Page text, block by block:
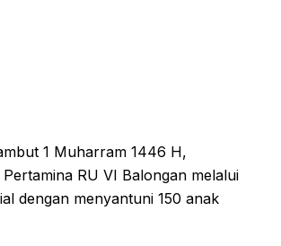
1 Muharram 1446 H,
RU VI Balongan melalui
dengan menyantuni 150 anak